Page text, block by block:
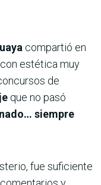
compartió en
con estética muy
de
que no pasó
siempre
fue suficiente